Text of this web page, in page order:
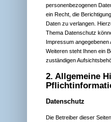
personenbezogenen
ein Recht, die
Daten zu verlangen.
Thema Datenschutz
Impressum
Weiteren steht Ihnen ein
zuständigen
2. Allgemeine
Datenschutz
Die Betreiber dieser